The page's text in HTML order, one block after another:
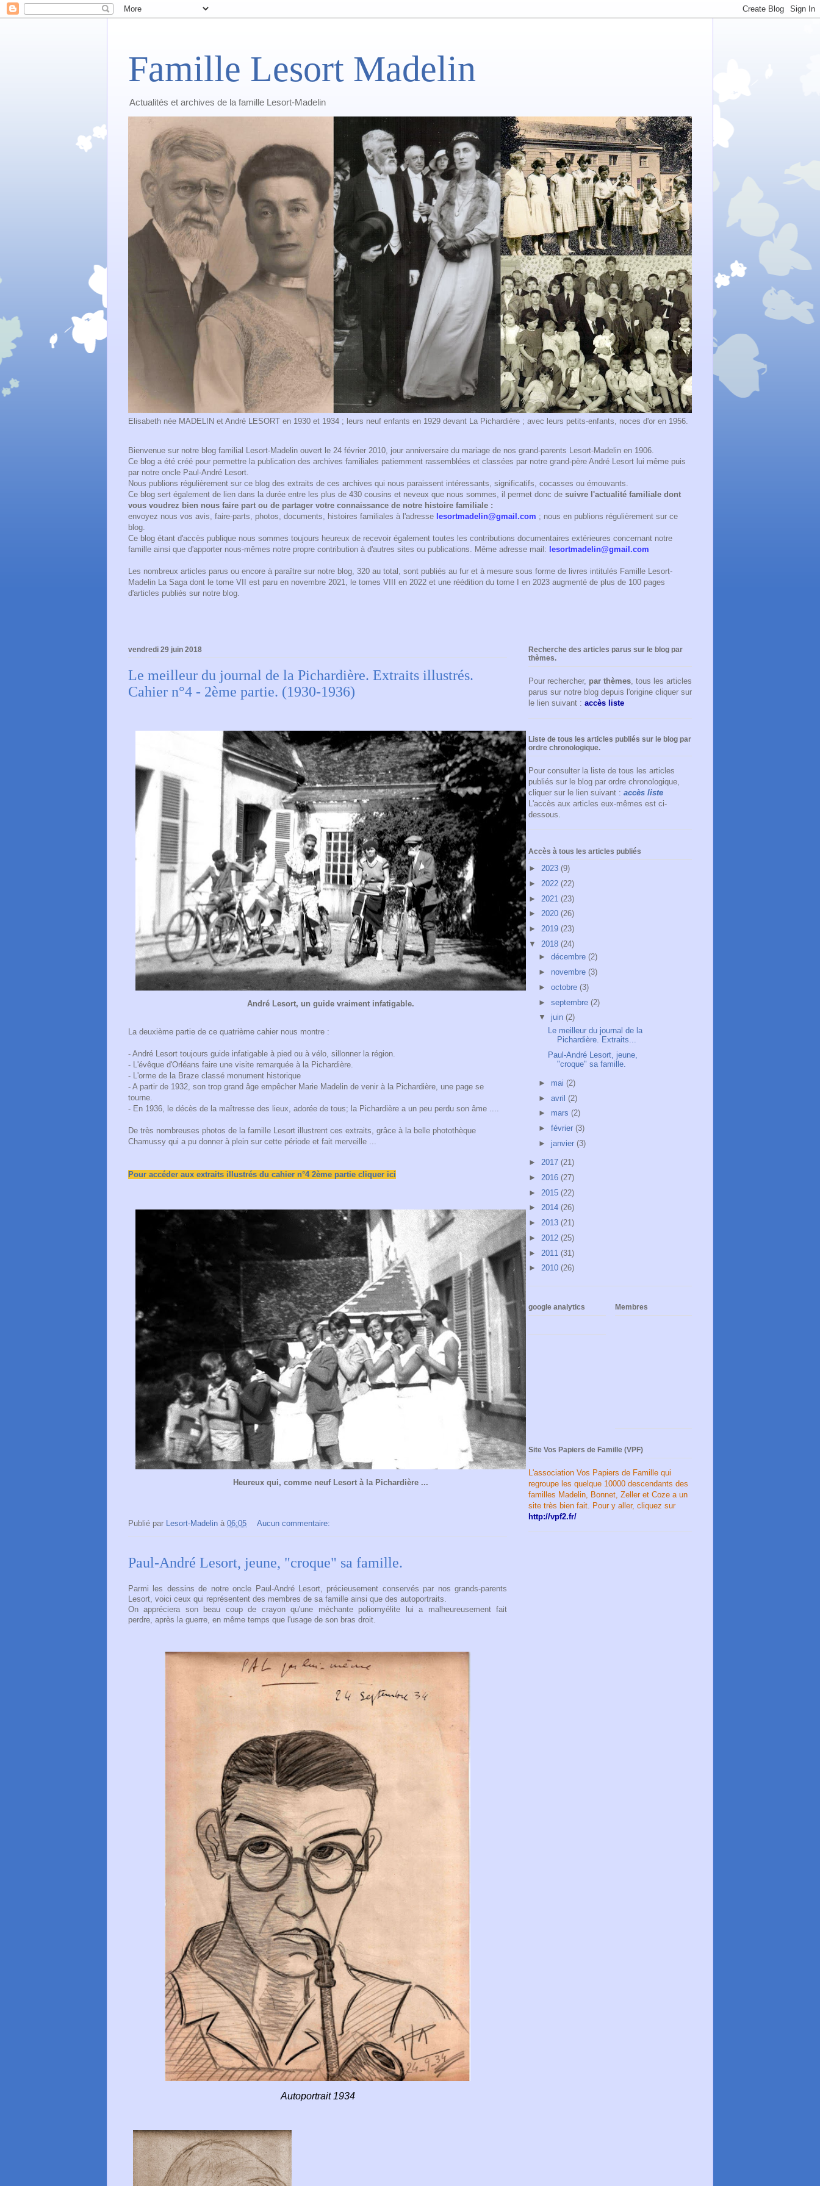
Famille Lesort Madelin
Actualités et archives de la famille Lesort-Madelin
Elisabeth née MADELIN et André LESORT en 1930 et 1934 ; leurs neuf enfants en 1929 devant La Pichardière ; avec leurs petits-enfants, noces d'or en 1956.
Bienvenue sur notre blog familial Lesort-Madelin ouvert le 24 février 2010, jour anniversaire du mariage de nos grand-parents Lesort-Madelin en 1906.
Ce blog a été créé pour permettre la publication des archives familiales patiemment rassemblées et classées par notre grand-père André Lesort lui même puis
par notre oncle Paul-André Lesort.
Nous publions régulièrement sur ce blog des extraits de ces archives qui nous paraissent intéressants, significatifs, cocasses ou émouvants.
Ce blog sert également de lien dans la durée entre les plus de 430 cousins et neveux que nous sommes, il permet donc de suivre l'actualité familiale dont
vous voudrez bien nous faire part ou de partager votre connaissance de notre histoire familiale :
envoyez nous vos avis, faire-parts, photos, documents, histoires familiales à l'adresse lesortmadelin@gmail.com ; nous en publions régulièrement sur ce
blog.
Ce blog étant d'accès publique nous sommes toujours heureux de recevoir également toutes les contributions documentaires extérieures concernant notre
famille ainsi que d'apporter nous-mêmes notre propre contribution à d'autres sites ou publications. Même adresse mail: lesortmadelin@gmail.com
Les nombreux articles parus ou encore à paraître sur notre blog, 320 au total, sont publiés au fur et à mesure sous forme de livres intitulés Famille Lesort-
Madelin La Saga dont le tome VII est paru en novembre 2021, le tomes VIII en 2022 et une réédition du tome I en 2023 augmenté de plus de 100 pages
d'articles publiés sur notre blog.
vendredi 29 juin 2018
Le meilleur du journal de la Pichardière. Extraits illustrés.
Cahier n°4 - 2ème partie. (1930-1936)
André Lesort, un guide vraiment infatigable.
La deuxième partie de ce quatrième cahier nous montre :
- André Lesort toujours guide infatigable à pied ou à vélo, sillonner la région.
- L'évêque d'Orléans faire une visite remarquée à la Pichardière.
- L'orme de la Braze classé monument historique
- A partir de 1932, son trop grand âge empêcher Marie Madelin de venir à la Pichardière, une page se
tourne.
- En 1936, le décès de la maîtresse des lieux, adorée de tous; la Pichardière a un peu perdu son âme ....
De très nombreuses photos de la famille Lesort illustrent ces extraits, grâce à la belle photothèque
Chamussy qui a pu donner à plein sur cette période et fait merveille ...
Pour accéder aux extraits illustrés du cahier n°4 2ème partie cliquer ici
Heureux qui, comme neuf Lesort à la Pichardière ...
Publié par Lesort-Madelin à 06:05 Aucun commentaire:
Paul-André Lesort, jeune, "croque" sa famille.
Parmi les dessins de notre oncle Paul-André Lesort, précieusement conservés par nos grands-parents
Lesort, voici ceux qui représentent des membres de sa famille ainsi que des autoportraits.
On appréciera son beau coup de crayon qu'une méchante poliomyélite lui a malheureusement fait
perdre, après la guerre, en même temps que l'usage de son bras droit.
Autoportrait 1934
Recherche des articles parus sur le blog par
thèmes.
Pour rechercher, par thèmes, tous les articles
parus sur notre blog depuis l'origine cliquer sur
le lien suivant : accès liste
Liste de tous les articles publiés sur le blog par
ordre chronologique.
Pour consulter la liste de tous les articles
publiés sur le blog par ordre chronologique,
cliquer sur le lien suivant : accès liste
L'accès aux articles eux-mêmes est ci-
dessous.
Accès à tous les articles publiés
► 2023 (9)
► 2022 (22)
► 2021 (23)
► 2020 (26)
► 2019 (23)
▼ 2018 (24)
► décembre (2)
► novembre (3)
► octobre (3)
► septembre (2)
▼ juin (2)
Le meilleur du journal de la
Pichardière. Extraits...
Paul-André Lesort, jeune,
"croque" sa famille.
► mai (2)
► avril (2)
► mars (2)
► février (3)
► janvier (3)
► 2017 (21)
► 2016 (27)
► 2015 (22)
► 2014 (26)
► 2013 (21)
► 2012 (25)
► 2011 (31)
► 2010 (26)
google analytics Membres
Site Vos Papiers de Famille (VPF)
L'association Vos Papiers de Famille qui
regroupe les quelque 10000 descendants des
familles Madelin, Bonnet, Zeller et Coze a un
site très bien fait. Pour y aller, cliquez sur
http://vpf2.fr/